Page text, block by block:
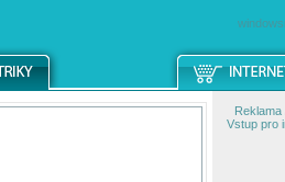
Reklama
Vstup pro